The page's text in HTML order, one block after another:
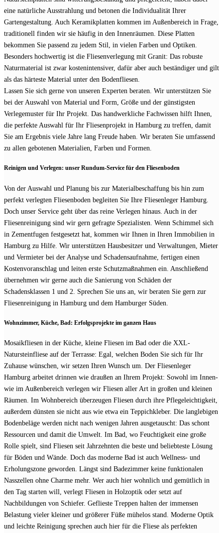
eine natürliche Ausstrahlung und betonen die Individualität Ihrer
Gartengestaltung. Auch Keramikplatten kommen im Außenbereich in Frage,
traditionell finden wir sie häufig in den Innenräumen. Diese Platten
bekommen Sie passend zu jedem Stil, in vielen Farben und Optiken.
Besonders hochwertig ist die Fliesenverlegung mit Granit: Das robuste
Naturmaterial ist zwar kostenintensiver, dafür aber auch beständiger und gilt
als das härteste Material unter den Bodenfliesen.
Lassen Sie sich gerne von unseren Experten beraten. Wir unterstützen Sie
bei der Auswahl von Material und Form, Größe und der günstigsten
Verlegemuster für Ihr Projekt. Das handwerkliche Fachwissen hilft Ihnen,
die perfekte Auswahl für Ihr Fliesenprojekt in Hamburg zu treffen, damit
Sie am Ergebnis viele Jahre lang Freude haben. Wir beraten Sie umfassend
zu allen gebotenen Materialien, Farben und Formen.
Reinigen und Verlegen: unser Rundum-Service für den Fliesenboden
Von der Auswahl und Planung bis zur Materialbeschaffung bis hin zum
perfekt verlegten Fliesenboden begleiten Sie Ihre Fliesenleger Hamburg.
Doch unser Service geht über das reine Verlegen hinaus. Auch in der
Fliesenreinigung sind wir gern gefragte Spezialisten. Wenn Schimmel sich
in Zementfugen festgesetzt hat, kommen wir Ihnen in Ihren Immobilien in
Hamburg zu Hilfe. Wir unterstützen Hausbesitzer und Verwaltungen, Mieter
und Vermieter bei der Analyse und Schadensaufnahme, fertigen einen
Kostenvoranschlag und leiten erste Schutzmaßnahmen ein. Anschließend
übernehmen wir gerne auch die Sanierung von Schäden der
Schadensklassen 1 und 2. Sprechen Sie uns an, wir beraten Sie gern zur
Fliesenreinigung in Hamburg und dem Hamburger Süden.
Wohnzimmer, Küche, Bad: Erfolgsprojekte im ganzen Haus
Mosaikfliesen in der Küche, kleine Fliesen im Bad oder die XXL-
Natursteinfliese auf der Terrasse: Egal, welchen Boden Sie sich für Ihr
Zuhause wünschen, wir setzen Ihren Wunsch um. Der Fliesenleger
Hamburg arbeitet drinnen wie draußen an Ihrem Projekt: Sowohl im Innen-
wie im Außenbereich verlegen wir Fliesen aller Art in großen und kleinen
Räumen. Im Wohnbereich überzeugen Fliesen durch ihre Pflegeleichtigkeit,
außerdem dünsten sie nicht aus wie etwa ein Teppichkleber. Die langlebigen
Bodenbeläge werden nicht nach wenigen Jahren ausgetauscht: Das schont
Ressourcen und damit die Umwelt. Im Bad, wo Feuchtigkeit eine große
Rolle spielt, sind Fliesen seit Jahrzehnten die beste und beliebteste Lösung
für Böden und Wände. Doch das moderne Bad ist auch Wellness- und
Erholungszone geworden. Längst sind Badezimmer keine funktionalen
Nasszellen ohne Charme mehr. Wer auch hier wohnlich und gemütlich in
den Tag starten will, verlegt Fliesen in Holzoptik oder setzt auf
Nachbildungen von Schiefer. Geflieste Treppen halten der immensen
Belastung vieler kleiner und größerer Füße mühelos stand. Moderne Optik
und leichte Reinigung sprechen auch hier für die Fliese als perfekten